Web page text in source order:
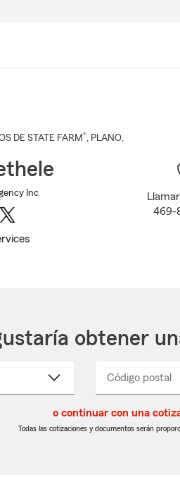
DE STATE FARM®, PLANO,
Inc
469-
obtener
Código postal
_____
o continuar con una
Todas las cotizaciones y documentos serán